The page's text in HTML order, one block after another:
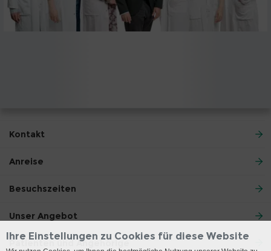
Kontakt
Anreise
Besuchszeiten
Unser Angebot
Patienten und Angehörige
Ihre Einstellungen zu Cookies für diese Website